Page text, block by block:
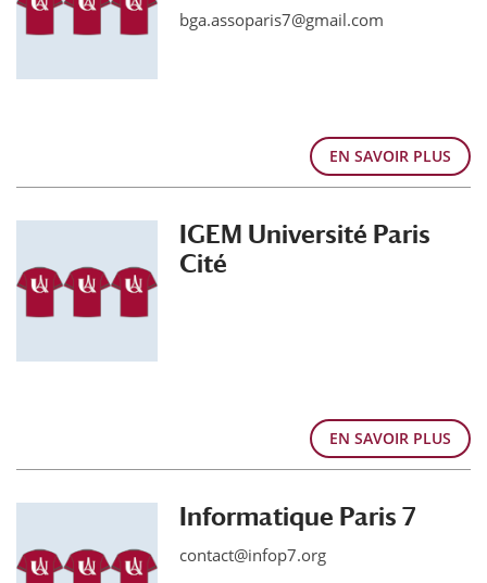
bga.assoparis7@gmail.com
EN SAVOIR PLUS
IGEM Université Paris
Cité
EN SAVOIR PLUS
Informatique Paris 7
contact@infop7.org